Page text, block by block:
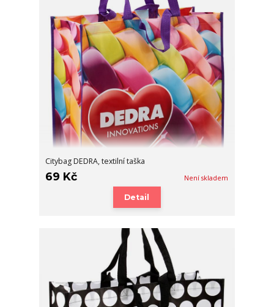
Citybag DEDRA, textilní taška
69 Kč Není skladem
Detail